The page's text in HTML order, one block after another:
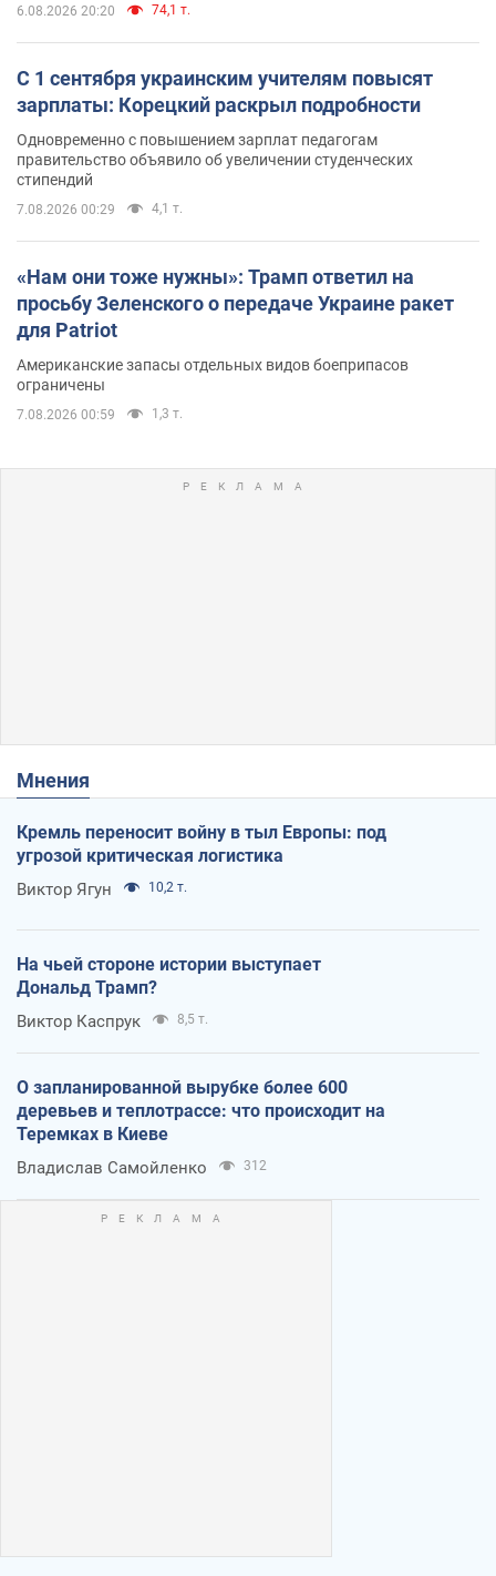
6.08.2026 20:20 74,1 т.
С 1 сентября украинским учителям повысят
зарплаты: Корецкий раскрыл подробности
Одновременно с повышением зарплат педагогам
правительство объявило об увеличении студенческих
стипендий
7.08.2026 00:29 4,1 т.
«Нам они тоже нужны»: Трамп ответил на
просьбу Зеленского о передаче Украине ракет
для Patriot
Американские запасы отдельных видов боеприпасов
ограничены
7.08.2026 00:59 1,3 т.
Мнения
Кремль переносит войну в тыл Европы: под
угрозой критическая логистика
Виктор Ягун 10,2 т.
На чьей стороне истории выступает
Дональд Трамп?
Виктор Каспрук 8,5 т.
О запланированной вырубке более 600
деревьев и теплотрассе: что происходит на
Теремках в Киеве
Владислав Самойленко 312